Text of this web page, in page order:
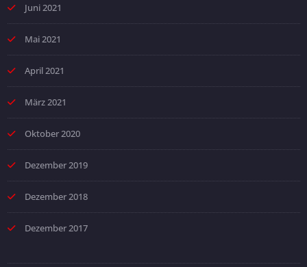
Juni 2021
Mai 2021
April 2021
März 2021
Oktober 2020
Dezember 2019
Dezember 2018
Dezember 2017